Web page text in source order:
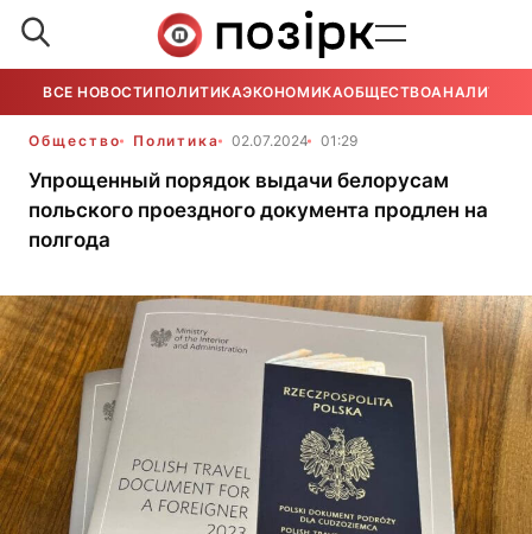
ВСЕ НОВОСТИ ПОЛИТИКАЭКОНОМИКАОБЩЕСТВОАНАЛИТИКА
Общество Политика 02.07.2024 01:29
Упрощенный порядок выдачи белорусам
польского проездного документа продлен на
полгода